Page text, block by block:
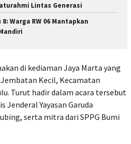
Lintas Generasi
Warga RW 06 Mantapkan
di kediaman Jaya Marta yang
Kecil, Kecamatan
Turut hadir dalam acara tersebut
Jenderal Yayasan Garuda
, serta mitra dari SPPG Bumi